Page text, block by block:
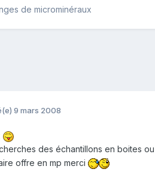
de microminéraux
9 mars 2008
des échantillons en boites
offre en mp merci